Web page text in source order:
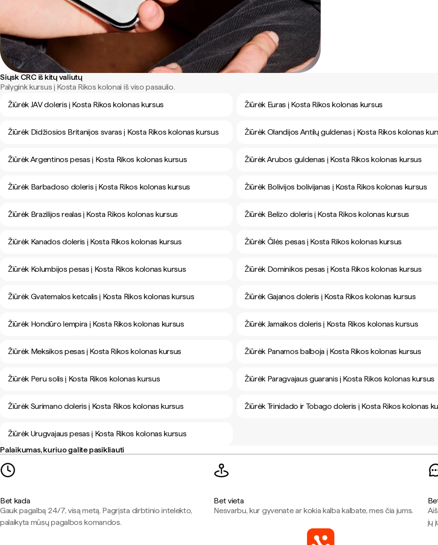
Siųsk CRC iš kitų valiutų
Palygink kursus į Kosta Rikos kolonai iš viso pasaulio.
Žiūrėk JAV doleris į Kosta Rikos kolonas kursus
Žiūrėk Euras į Kosta Rikos kolonas kursus
Žiūrėk Didžiosios Britanijos svaras į Kosta Rikos kolonas kursus Žiūrėk Olandijos Antilų guldenas į Kosta Rikos kolonas
Žiūrėk Argentinos pesas į Kosta Rikos kolonas kursus Žiūrėk Arubos guldenas į Kosta Rikos kolonas kursus
Žiūrėk Barbadoso doleris į Kosta Rikos kolonas kursus Žiūrėk Bolivijos bolivijanas į Kosta Rikos kolonas kursus
Žiūrėk Brazilijos realas į Kosta Rikos kolonas kursus Žiūrėk Belizo doleris į Kosta Rikos kolonas kursus
Žiūrėk Kanados doleris į Kosta Rikos kolonas kursus Žiūrėk Čilės pesas į Kosta Rikos kolonas kursus
Žiūrėk Kolumbijos pesas į Kosta Rikos kolonas kursus Žiūrėk Dominikos pesas į Kosta Rikos kolonas kursus
Žiūrėk Gvatemalos ketcalis į Kosta Rikos kolonas kursus Žiūrėk Gajanos doleris į Kosta Rikos kolonas kursus
Žiūrėk Hondūro lempira į Kosta Rikos kolonas kursus Žiūrėk Jamaikos doleris į Kosta Rikos kolonas kursus
Žiūrėk Meksikos pesas į Kosta Rikos kolonas kursus Žiūrėk Panamos balboja į Kosta Rikos kolonas kursus
Žiūrėk Peru solis į Kosta Rikos kolonas kursus Žiūrėk Paragvajaus guaranis į Kosta Rikos kolonas kursus
Žiūrėk Surimano doleris į Kosta Rikos kolonas kursus Žiūrėk Trinidado ir Tobago doleris į Kosta Rikos kolonas
Žiūrėk Urugvajaus pesas į Kosta Rikos kolonas kursus
Palaikumas, kuriuo galite pasikliauti
Bet kada
Gauk pagalbą 24/7, visą metą. Pagrįsta dirbtinio intelekto,
palaikyta mūsų pagalbos komandos.
Bet vieta
Nesvarbu, kur gyvenate ar kokia kalba kalbate, mes čia jums.
jų